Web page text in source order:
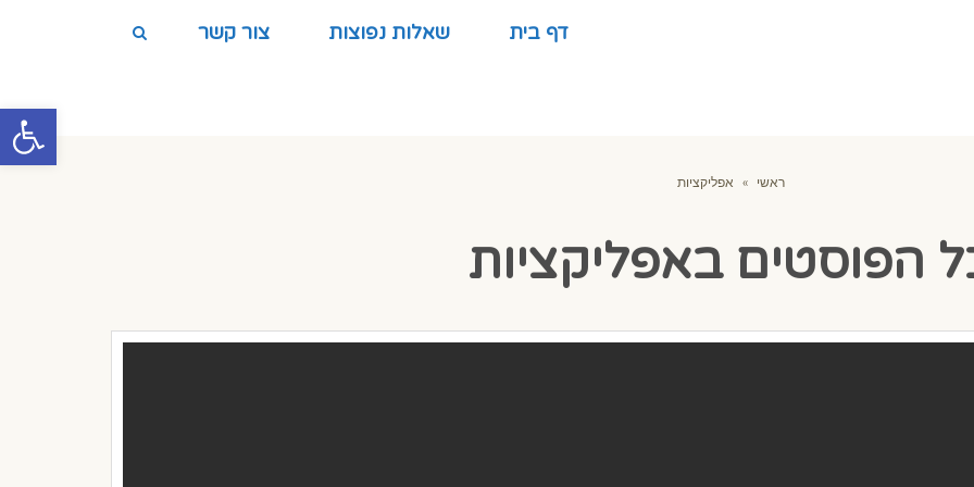
פתח
דף בית שאלות נפוצות צור קשר
ראשי » אפליקציות
הפוסטים באפליקציות